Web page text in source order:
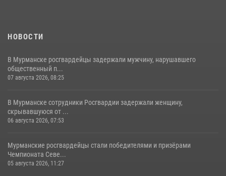
НОВОСТИ
В Мурманске росгвардейцы задержали мужчину, нарушавшего
общественный п...
07 августа 2026, 08:25
В Мурманске сотрудники Росгвардии задержали женщину,
скрывавшуюся от ...
06 августа 2026, 07:53
Мурманские росгвардейцы стали победителями и призёрами
Чемпионата Севе...
05 августа 2026, 11:27